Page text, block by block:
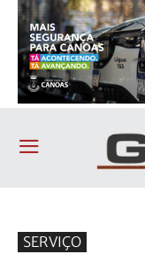
SERVIÇO